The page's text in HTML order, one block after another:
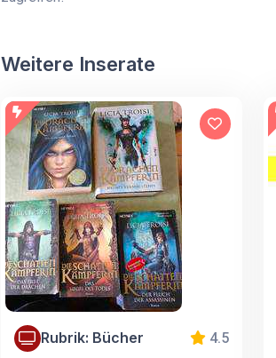
Weitere Inserate
Rubrik: Bücher 4.5